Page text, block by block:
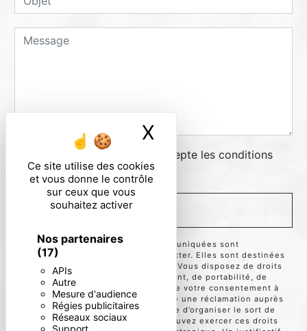
Ce site utilise des cookies
et vous donne le contrôle
sur ceux que vous
souhaitez activer
Nos partenaires
(17)
APIs
Autre
Mesure d'audience
Régies publicitaires
Réseaux sociaux
Support
X Masquer le
En cochant cette case, j'accepte les conditions
particulières ci-dessous **
ENVOYER
** Les données personnelles communiquées sont
nécessaires aux fins de vous contacter. Elles sont destinées
à l'entreprise et ses sous-traitants. Vous disposez de droits
d’accès, de rectification, d’effacement, de portabilité, de
limitation, d’opposition, de retrait de votre consentement à
tout moment et du droit d’introduire une réclamation auprès
d’une autorité de contrôle, ainsi que d’organiser le sort de
vos données post-mortem. Vous pouvez exercer ces droits